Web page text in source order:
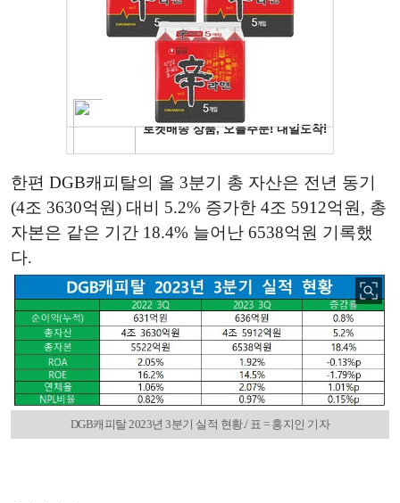
한편 DGB캐피탈의 올 3분기 총 자산은 전년 동기
(4조 3630억원) 대비 5.2% 증가한 4조 5912억원, 총
자본은 같은 기간 18.4% 늘어난 6538억원 기록했
다.
DGB캐피탈 2023년 3분기 실적 현황./ 표 = 홍지인 기자